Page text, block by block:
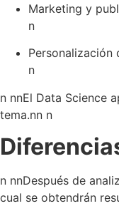
Marketing y
n
n
n nnEl Data Science
tema.nn n
n nnDespués de
cual se obtendrán